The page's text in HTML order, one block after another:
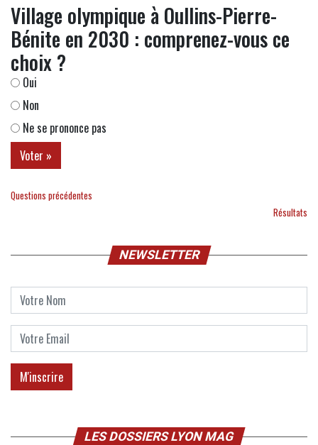
Village olympique à Oullins-Pierre-
Bénite en 2030 : comprenez-vous ce
choix ?
Oui
Non
Ne se prononce pas
Questions précédentes
Résultats
NEWSLETTER
LES DOSSIERS LYON MAG